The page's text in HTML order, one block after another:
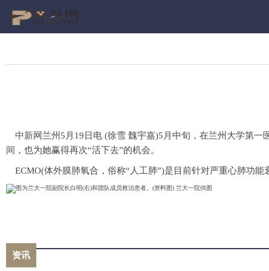
中新网 兰州5月19日电 (徐雪 魏宇嘉)5月中旬，在兰州大学第
间，也为她赢得再次“活下去”的机会。
ECMO(体外膜肺氧合，俗称“人工肺”)是目前针对严重心肺功
资讯